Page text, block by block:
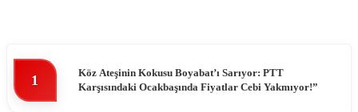
1
Köz Ateşinin Kokusu Boyabat’ı Sarıyor: PTT
Karşısındaki Ocakbaşında Fiyatlar Cebi Yakmıyor!”